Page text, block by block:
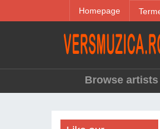
Homepage
Browse artists